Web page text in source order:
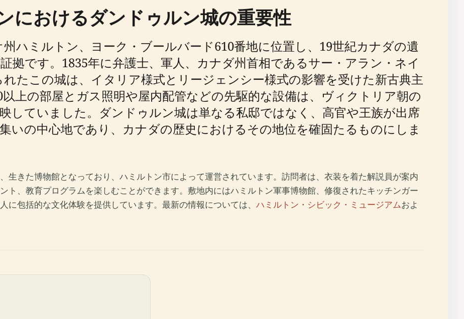
におけるダンドゥルン城の重要性
ハミルトン、ヨーク・ブールバード610番地に位置し、19世紀カナダの遺
拠です。1835年に弁護士、軍人、カナダ州首相であるサー・アラン・ネイ
たこの城は、イタリア様式とリージェンシー様式の影響を受けた新古典主
上の部屋とガス照明や屋内配管などの先駆的な設備は、ヴィクトリア朝の
していました。ダンドゥルン城は単なる私邸ではなく、高官や王族が出席
いの中心地であり、カナダの歴史におけるその地位を確固たるものにしま
生きた博物館となっており、ハミルトン市によって運営されています。訪問者は、衣装を着た解説員が案内
ト、教育プログラムを楽しむことができます。敷地内にはハミルトン軍事博物館、修復されたキッチンガー
に包括的な文化体験を提供しています。最新の情報については、 ハミルトン・シビック・ミュージアムおよ